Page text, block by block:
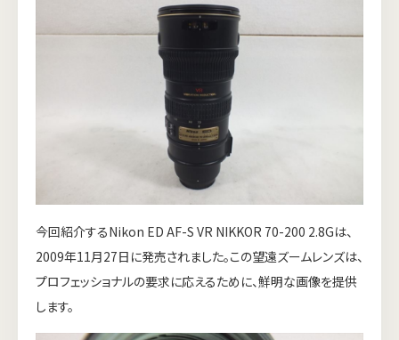
今回紹介するNikon ED AF-S VR NIKKOR 70-200 2.8Gは、
2009年11月27日に発売されました。この望遠ズームレンズは、
プロフェッショナルの要求に応えるために、鮮明な画像を提供
します。